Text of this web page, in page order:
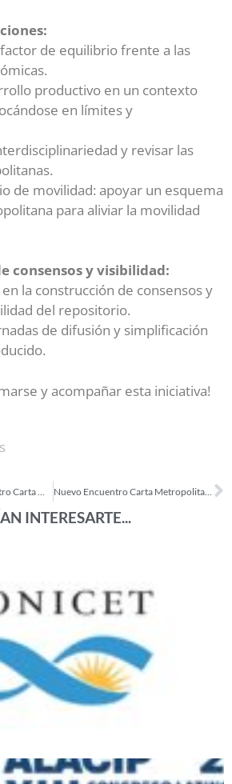
de equilibrio frente a las
productivo en un contexto
en límites y
y revisar las
de movilidad: apoyar un esquema
para aliviar la movilidad
consensos y visibilidad:
la construcción de consensos y
del repositorio.
de difusión y simplificación
y acompañar esta iniciativa!
Nuevo Encuentro Carta Metropolitana
INTERESARTE...